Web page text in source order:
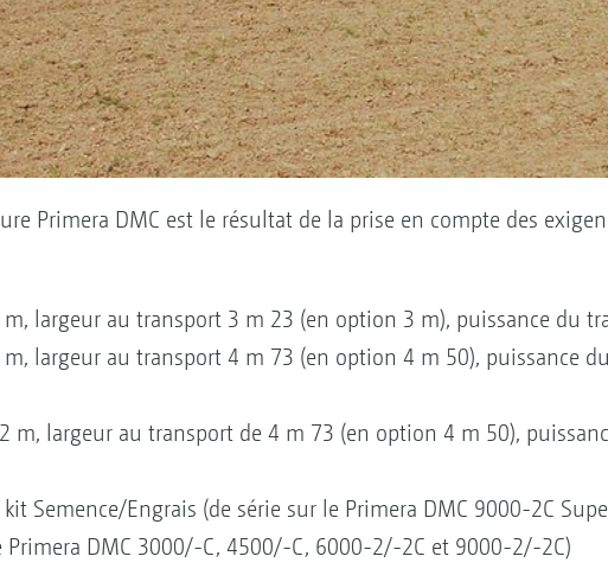
Primera DMC est le résultat de la prise en compte des
largeur au transport 3 m 23 (en option 3 m), puissance du
largeur au transport 4 m 73 (en option 4 m 50), puissance
m, largeur au transport de 4 m 73 (en option 4 m 50),
Semence/Engrais (de série sur le Primera DMC 9000-2C
Primera DMC 3000/-C, 4500/-C, 6000-2/-2C et 9000-2/-2C)